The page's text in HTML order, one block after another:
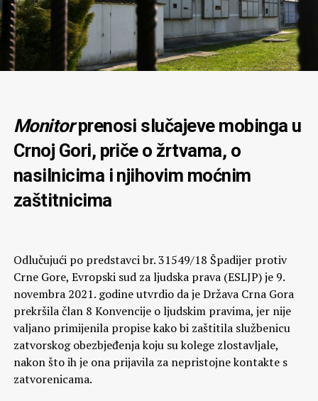
Monitorprenosi slučajeve mobinga u
Crnoj Gori, priče o žrtvama, o
nasilnicima i njihovim moćnim
zaštitnicima
Odlučujući po predstavci br. 31549/18 Špadijer protiv
Crne Gore, Evropski sud za ljudska prava (ESLJP) je 9.
novembra 2021. godine utvrdio da je Država Crna Gora
prekršila član 8 Konvencije o ljudskim pravima, jer nije
valjano primijenila propise kako bi zaštitila službenicu
zatvorskog obezbjeđenja koju su kolege zlostavljale,
nakon što ih je ona prijavila za nepristojne kontakte s
zatvorenicama.